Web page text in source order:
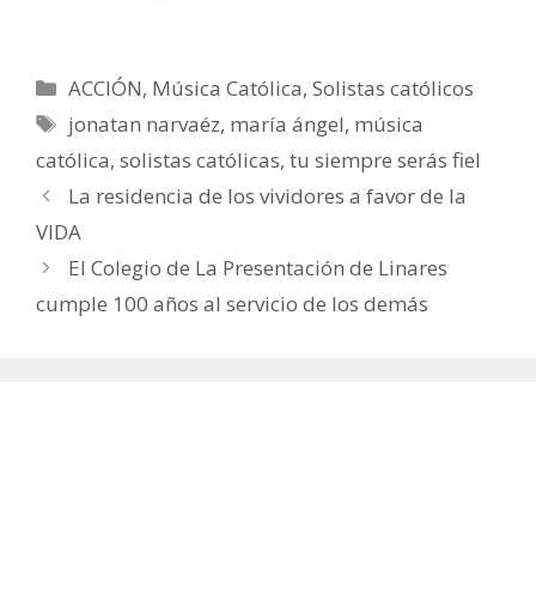
Categorías
ACCIÓN, Música Católica,Solistas católicos
Etiquetas
jonatan narvaéz, maría ángel, música
católica, solistas católicas, tu siempre serás fiel
La residencia de los vividores a favor de la
VIDA
El Colegio de La Presentación de Linares
cumple 100 años al servicio de los demás